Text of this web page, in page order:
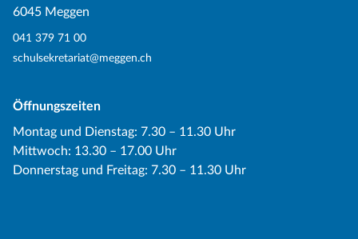
6045 Meggen
041 379 71 00
schulsekretariat@meggen.ch
Öffnungszeiten
Montag und Dienstag: 7.30 – 11.30 Uhr
Mittwoch: 13.30 – 17.00 Uhr
Donnerstag und Freitag: 7.30 – 11.30 Uhr